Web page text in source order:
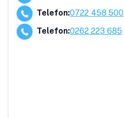
Telefon:0722 458 500
Telefon:0262 223 685